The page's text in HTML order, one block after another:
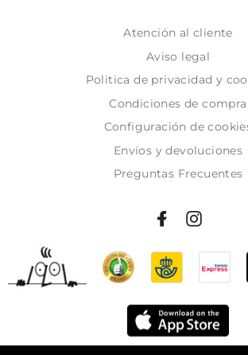
Atención al cliente
Aviso legal
Politica de privacidad y
Condiciones de compra
Configuración de
Envíos y devoluciones
Preguntas Frecuentes